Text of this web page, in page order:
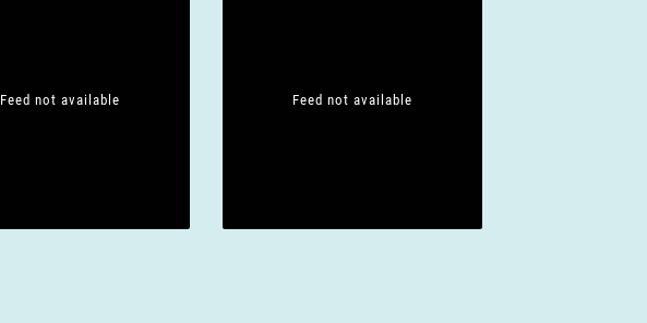
Feed not available Feed not available